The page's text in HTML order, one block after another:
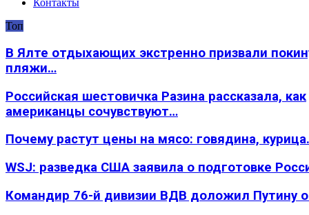
Контакты
Топ
В Ялте отдыхающих экстренно призвали
пляжи…
Российская шестовичка Разина рассказала, как
американцы сочувствуют…
Почему растут цены на мясо: говядина,
WSJ: разведка США заявила о подготовке
Командир 76-й дивизии ВДВ доложил Путину